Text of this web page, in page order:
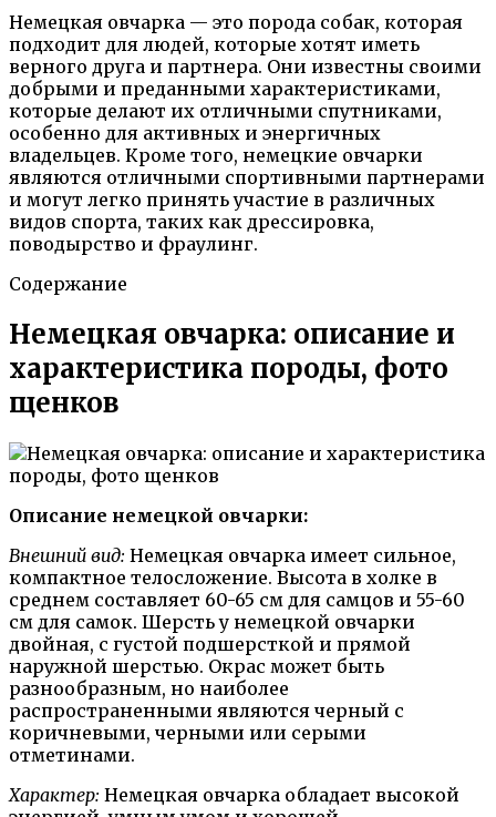
Немецкая овчарка — это порода собак, которая
подходит для людей, которые хотят иметь
верного друга и партнера. Они известны своими
добрыми и преданными характеристиками,
которые делают их отличными спутниками,
особенно для активных и энергичных
владельцев. Кроме того, немецкие овчарки
являются отличными спортивными партнерами
и могут легко принять участие в различных
видов спорта, таких как дрессировка,
поводырство и фраулинг.
Содержание
Немецкая овчарка: описание и
характеристика породы, фото
щенков
Описание немецкой овчарки:
Внешний вид: Немецкая овчарка имеет сильное,
компактное телосложение. Высота в холке в
среднем составляет 60-65 см для самцов и 55-60
см для самок. Шерсть у немецкой овчарки
двойная, с густой подшерсткой и прямой
наружной шерстью. Окрас может быть
разнообразным, но наиболее
распространенными являются черный с
коричневыми, черными или серыми
отметинами.
Характер: Немецкая овчарка обладает высокой